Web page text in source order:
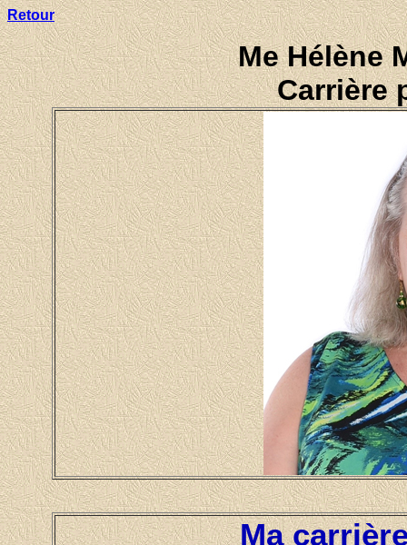
Retour
Me Hélène
Carrière
Ma